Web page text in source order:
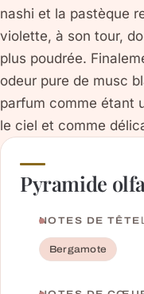
nashi et la pastèque
violette, à son tour,
plus poudrée.
odeur pure de musc
parfum comme étant
le ciel et comme
Pyramide
NOTES DE TÊTE
Bergamote